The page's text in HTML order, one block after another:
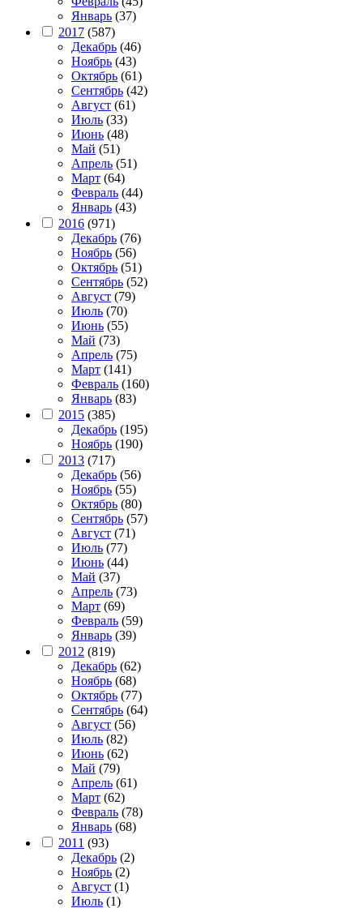
Январь (37)
2017 (587)
Декабрь (46)
Ноябрь (43)
Октябрь (61)
Сентябрь (42)
Август (61)
Июль (33)
Июнь (48)
Май (51)
Апрель (51)
Март (64)
Февраль (44)
Январь (43)
2016 (971)
Декабрь (76)
Ноябрь (56)
Октябрь (51)
Сентябрь (52)
Август (79)
Июль (70)
Июнь (55)
Май (73)
Апрель (75)
Март (141)
Февраль (160)
Январь (83)
2015 (385)
Декабрь (195)
Ноябрь (190)
2013 (717)
Декабрь (56)
Ноябрь (55)
Октябрь (80)
Сентябрь (57)
Август (71)
Июль (77)
Июнь (44)
Май (37)
Апрель (73)
Март (69)
Февраль (59)
Январь (39)
2012 (819)
Декабрь (62)
Ноябрь (68)
Октябрь (77)
Сентябрь (64)
Август (56)
Июль (82)
Июнь (62)
Май (79)
Апрель (61)
Март (62)
Февраль (78)
Январь (68)
2011 (93)
Декабрь (2)
Ноябрь (2)
Август (1)
Июль (1)